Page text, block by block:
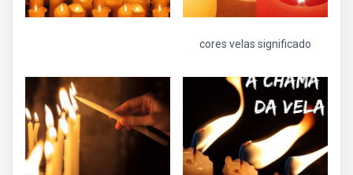
cores velas significado